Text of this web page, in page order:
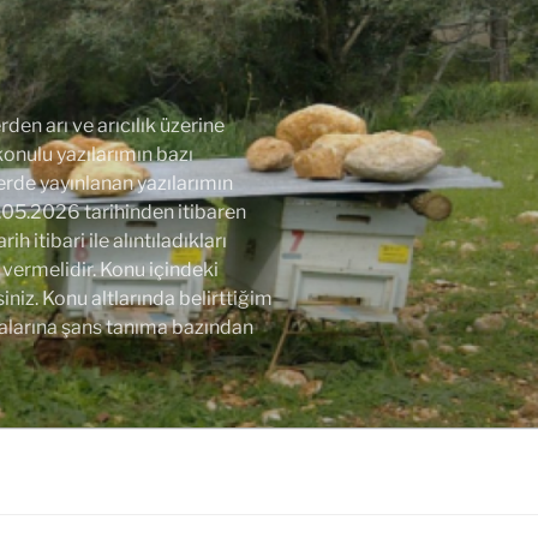
arı ve arıcılık üzerine
yazılarımın bazı
yayınlanan yazılarımın
tarihinden itibaren
itibari ile alıntıladıkları
Konu içindeki
Konu altlarında belirttiğim
şans tanıma bazından